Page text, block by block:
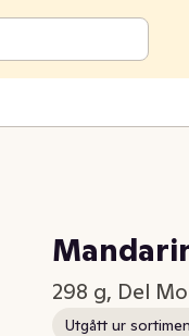
298 g, Del
Utgått ur